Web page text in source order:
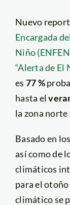
Nuevo
Encargada
Niño
“Alerta de El
es 77 %
hasta el
la zona
Basado en
así como de
climáticos
para el
climático se